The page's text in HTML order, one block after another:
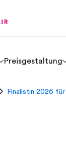
Preisgestaltung
Finalistin 2026